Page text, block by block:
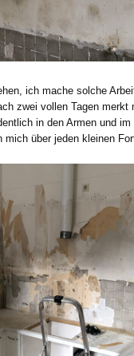
ich mache solche
zwei vollen Tagen merkt
in den Armen und im
mich über jeden kleinen